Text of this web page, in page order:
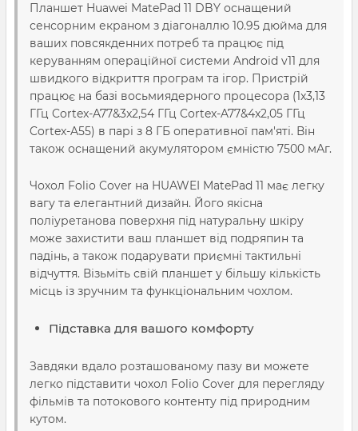
Планшет Huawei MatePad 11 DBY оснащений
сенсорним екраном з діагоналлю 10.95 дюйма для
ваших повсякденних потреб та працює під
керуванням операційної системи Android v11 для
швидкого відкриття програм та ігор. Пристрій
працює на базі восьмиядерного процесора (1x3,13
ГГц Cortex-A77&3x2,54 ГГц Cortex-A77&4x2,05 ГГц
Cortex-A55) в парі з 8 ГБ оперативної пам'яті. Він
також оснащений акумулятором ємністю 7500 мАг.
Чохол Folio Cover на HUAWEI MatePad 11 має легку
вагу та елегантний дизайн. Його якісна
поліуретанова поверхня під натуральну шкіру
може захистити ваш планшет від подряпин та
падінь, а також подарувати приємні тактильні
відчуття. Візьміть свій планшет у більшу кількість
місць із зручним та функціональним чохлом.
Підставка для вашого комфорту
Завдяки вдало розташованому пазу ви можете
легко підставити чохол Folio Cover для перегляду
фільмів та потокового контенту під природним
кутом.